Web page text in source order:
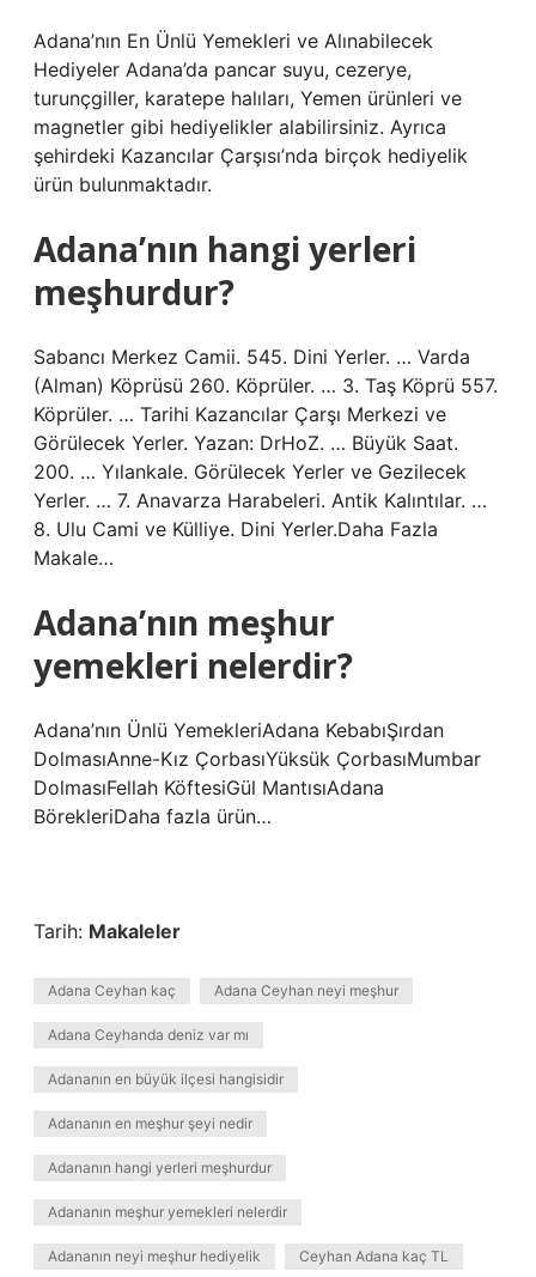
Adana’nın En Ünlü Yemekleri ve Alınabilecek
Hediyeler Adana’da pancar suyu, cezerye,
turunçgiller, karatepe halıları, Yemen ürünleri ve
magnetler gibi hediyelikler alabilirsiniz. Ayrıca
şehirdeki Kazancılar Çarşısı’nda birçok hediyelik
ürün bulunmaktadır.
Adana’nın hangi yerleri
meşhurdur?
Sabancı Merkez Camii. 545. Dini Yerler. … Varda
(Alman) Köprüsü 260. Köprüler. … 3. Taş Köprü 557.
Köprüler. … Tarihi Kazancılar Çarşı Merkezi ve
Görülecek Yerler. Yazan: DrHoZ. … Büyük Saat.
200. … Yılankale. Görülecek Yerler ve Gezilecek
Yerler. … 7. Anavarza Harabeleri. Antik Kalıntılar. …
8. Ulu Cami ve Külliye. Dini Yerler.Daha Fazla
Makale…
Adana’nın meşhur
yemekleri nelerdir?
Adana’nın Ünlü YemekleriAdana KebabıŞırdan
DolmasıAnne-Kız ÇorbasıYüksük ÇorbasıMumbar
DolmasıFellah KöftesiGül MantısıAdana
BörekleriDaha fazla ürün…
Tarih: Makaleler
Adana Ceyhan kaç Adana Ceyhan neyi meşhur
Adana Ceyhanda deniz var mı
Adananın en büyük ilçesi hangisidir
Adananın en meşhur şeyi nedir
Adananın hangi yerleri meşhurdur
Adananın meşhur yemekleri nelerdir
Adananın neyi meşhur hediyelik Ceyhan Adana kaç TL